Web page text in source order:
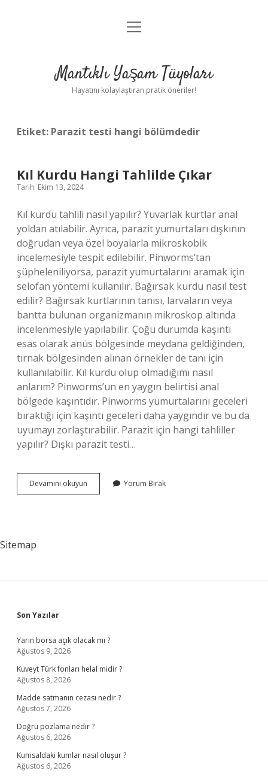
Anasayfa
Yasal Uyarı
menüyü
Mantıklı Yaşam Tüyoları
Hayatını kolaylaştıran pratik öneriler!
Etiket: Parazit testi hangi bölümdedir
Kıl Kurdu Hangi Tahlilde Çıkar
Tarih: Ekim 13, 2024
Kıl kurdu tahlili nasıl yapılır? Yuvarlak kurtlar anal
yoldan atılabilir. Ayrıca, parazit yumurtaları dışkının
doğrudan veya özel boyalarla mikroskobik
incelemesiyle tespit edilebilir. Pinworms’tan
şüpheleniliyorsa, parazit yumurtalarını aramak için
selofan yöntemi kullanılır. Bağırsak kurdu nasıl test
edilir? Bağırsak kurtlarının tanısı, larvaların veya
bantta bulunan organizmanın mikroskop altında
incelenmesiyle yapılabilir. Çoğu durumda kaşıntı
esas olarak anüs bölgesinde meydana geldiğinden,
tırnak bölgesinden alınan örnekler de tanı için
kullanılabilir. Kıl kurdu olup olmadığımı nasıl
anlarım? Pinworms’un en yaygın belirtisi anal
bölgede kaşıntıdır. Pinworms yumurtalarını geceleri
bıraktığı için kaşıntı geceleri daha yaygındır ve bu da
uyumayı zorlaştırabilir. Parazit için hangi tahliller
yapılır? Dışkı parazit testi…
Devamını okuyun
Kurdu
Yorum Bırak
Sitemap
Sidebar
Son Yazılar
Yarın borsa açık olacak mı ?
Ağustos 9, 2026
Kuveyt Türk fonları helal midir ?
Ağustos 8, 2026
Madde satmanın cezası nedir ?
Ağustos 7, 2026
Doğru pozlama nedir ?
Ağustos 6, 2026
Kumsaldaki kumlar nasıl oluşur ?
Ağustos 6, 2026